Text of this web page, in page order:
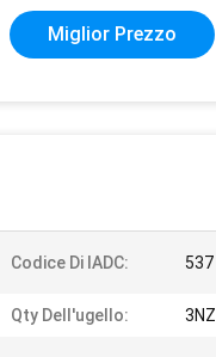
Miglior Prezzo
Codice Di IADC: 537
Qty Dell'ugello: 3NZ